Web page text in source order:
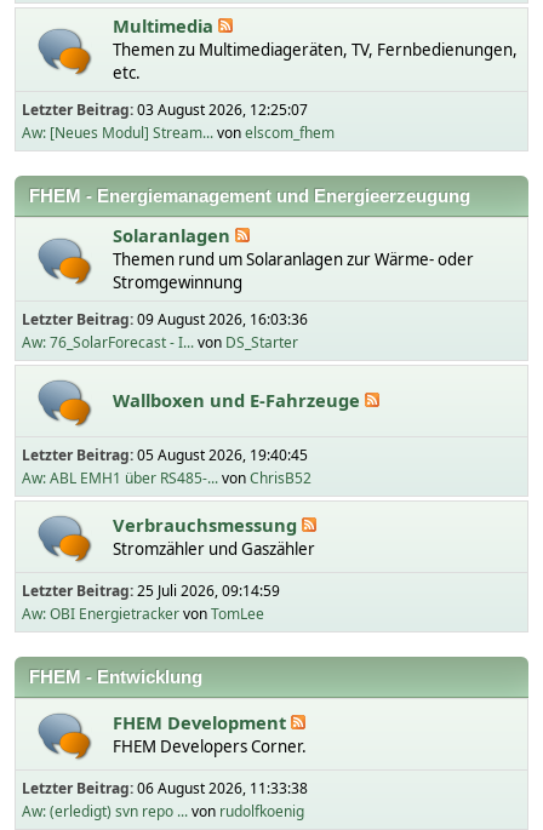
Multimedia
Themen zu Multimediageräten, TV, Fernbedienungen,
etc.
Letzter Beitrag:03 August 2026, 12:25:07
Aw: [Neues Modul] Stream...vonelscom_fhem
FHEM - Energiemanagement und Energieerzeugung
Solaranlagen
Themen rund um Solaranlagen zur Wärme- oder
Stromgewinnung
Letzter Beitrag:09 August 2026, 16:03:36
Aw: 76_SolarForecast - I...von DS_Starter
Wallboxen und E-Fahrzeuge
Letzter Beitrag:05 August 2026, 19:40:45
Aw: ABL EMH1 über RS485-...vonChrisB52
Verbrauchsmessung
Stromzähler und Gaszähler
Letzter Beitrag:25 Juli 2026, 09:14:59
Aw: OBI EnergietrackervonTomLee
FHEM - Entwicklung
FHEM Development
FHEM Developers Corner.
Letzter Beitrag:06 August 2026, 11:33:38
Aw: (erledigt) svn repo ...von rudolfkoenig